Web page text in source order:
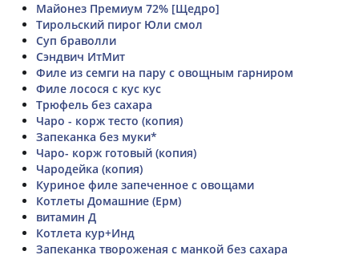
Майонез Премиум 72% [Щедро]
Тирольский пирог Юли смол
Суп браволли
Сэндвич ИтМит
Филе из семги на пару с овощным гарниром
Филе лосося с кус кус
Трюфель без сахара
Чаро - корж тесто (копия)
Запеканка без муки*
Чаро- корж готовый (копия)
Чародейка (копия)
Куриное филе запеченное с овощами
Котлеты Домашние (Ерм)
витамин Д
Котлета кур+Инд
Запеканка твороженая с манкой без сахара